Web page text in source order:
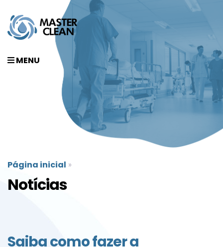
MENU
Página inicial »
Notícias
Saiba como fazer a